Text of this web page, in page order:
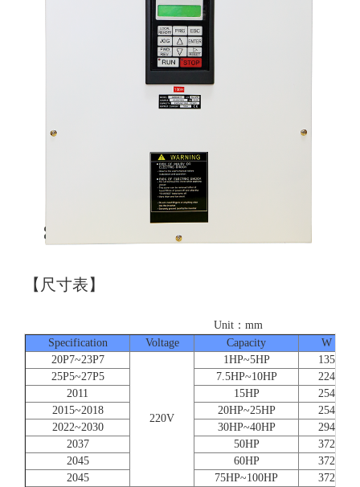
【尺寸表】
Unit：mm
Specification
Voltage Capacity
W
20P7~23P7
220V
1HP~5HP
135
25P5~27P5
7.5HP~10HP
224
2011
15HP
254
2015~2018
20HP~25HP
254
2022~2030
30HP~40HP
294
2037
50HP
372
2045
60HP
372
2045
75HP~100HP
372